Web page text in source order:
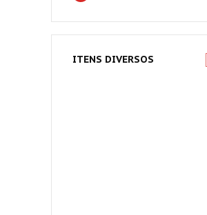
ITENS DIVERSOS